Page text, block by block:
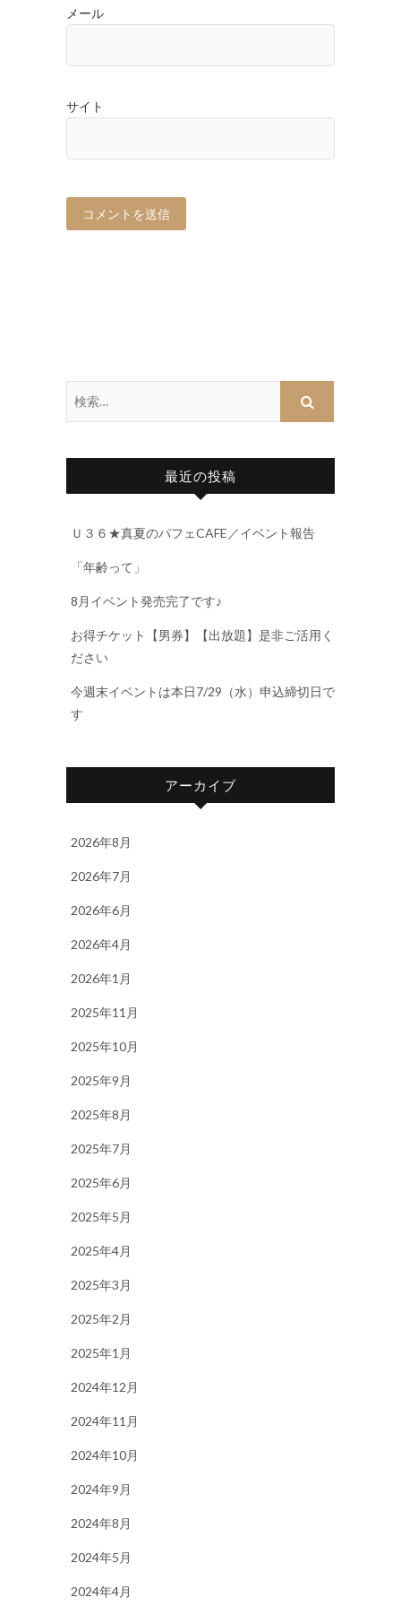
メール
サイト
最近の投稿
Ｕ３６★真夏のパフェCAFE／イベント報告
「年齢って」
8月イベント発売完了です♪
お得チケット【男券】【出放題】是非ご活用く
ださい
今週末イベントは本日7/29（水）申込締切日で
す
アーカイブ
2026年8月
2026年7月
2026年6月
2026年4月
2026年1月
2025年11月
2025年10月
2025年9月
2025年8月
2025年7月
2025年6月
2025年5月
2025年4月
2025年3月
2025年2月
2025年1月
2024年12月
2024年11月
2024年10月
2024年9月
2024年8月
2024年5月
2024年4月